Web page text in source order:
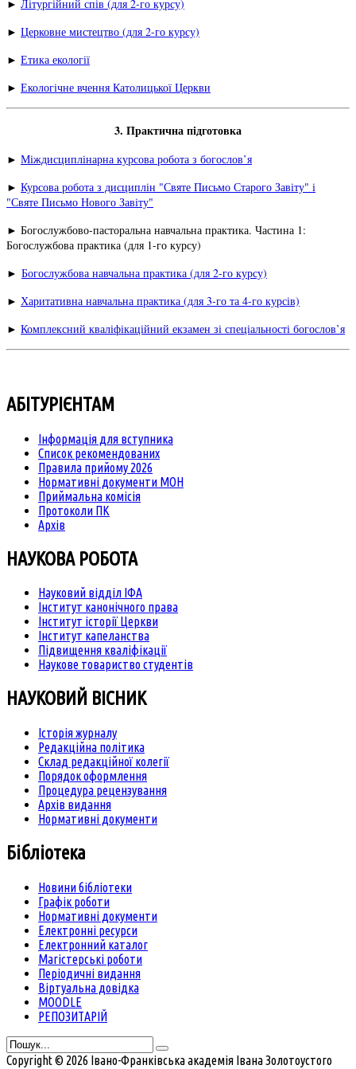
► Літургійний спів (для 2-го курсу)
► Церковне мистецтво (для 2-го курсу)
► Етика екології
► Екологічне вчення Католицької Церкви
3. Практична підготовка
► Міждисциплінарна курсова робота з богослов’я
► Курсова робота з дисциплін "Святе Письмо Старого Завіту" і
"Святе Письмо Нового Завіту"
► Богослужбово-пасторальна навчальна практика. Частина 1:
Богослужбова практика (для 1-го курсу)
► Богослужбова навчальна практика (для 2-го курсу)
► Харитативна навчальна практика (для 3-го та 4-го курсів)
► Комплексний кваліфікаційний екзамен зі спеціальності богослов’я
АБІТУРІЄНТАМ
Інформація для вступника
Список рекомендованих
Правила прийому 2026
Нормативні документи МОН
Приймальна комісія
Протоколи ПК
Архів
НАУКОВА РОБОТА
Науковий відділ ІФА
Інститут канонічного права
Інститут історії Церкви
Інститут капеланства
Підвищення кваліфікації
Наукове товариство студентів
НАУКОВИЙ ВІСНИК
Історія журналу
Редакційна політика
Склад редакційної колегії
Порядок оформлення
Процедура рецензування
Архів видання
Нормативні документи
Бібліотека
Новини бібліотеки
Графік роботи
Нормативні документи
Електронні ресурси
Електронний каталог
Магістерські роботи
Періодичні видання
Віртуальна довідка
MOODLE
РЕПОЗИТАРІЙ
Copyright © 2026 Івано-Франківська академія Івана Золотоустого